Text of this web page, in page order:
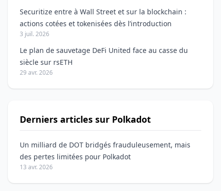
Securitize entre à Wall Street et sur la blockchain :
actions cotées et tokenisées dès l’introduction
3 juil. 2026
Le plan de sauvetage DeFi United face au casse du
siècle sur rsETH
29 avr. 2026
Derniers articles sur Polkadot
Un milliard de DOT bridgés frauduleusement, mais
des pertes limitées pour Polkadot
13 avr. 2026